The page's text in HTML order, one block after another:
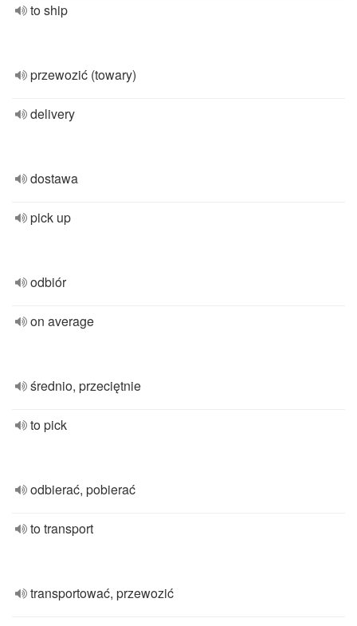
to ship
przewozić (towary)
delivery
dostawa
pick up
odbiór
on average
średnio, przeciętnie
to pick
odbierać, pobierać
to transport
transportować, przewozić